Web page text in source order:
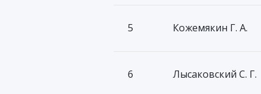
5 Кожемякин Г. А.
6 Лысаковский С. Г.